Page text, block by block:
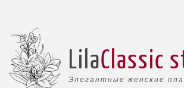
Элегантные женские
LilaClassic